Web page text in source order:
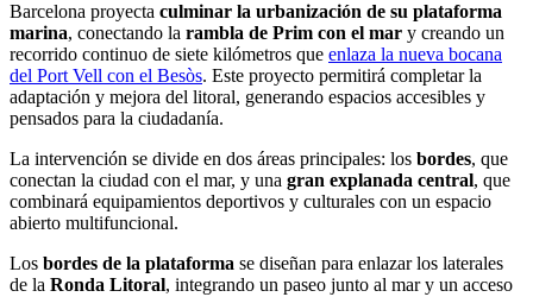
Barcelona proyecta culminar la urbanización de su plataforma
marina, conectando la rambla de Prim con el mar y creando un
recorrido continuo de siete kilómetros que enlaza la nueva bocana
del Port Vell con el Besòs. Este proyecto permitirá completar la
adaptación y mejora del litoral, generando espacios accesibles y
pensados para la ciudadanía.
La intervención se divide en dos áreas principales: los bordes, que
conectan la ciudad con el mar, y una gran explanada central, que
combinará equipamientos deportivos y culturales con un espacio
abierto multifuncional.
Los bordes de la plataforma se diseñan para enlazar los laterales
de la Ronda Litoral, integrando un paseo junto al mar y un acceso